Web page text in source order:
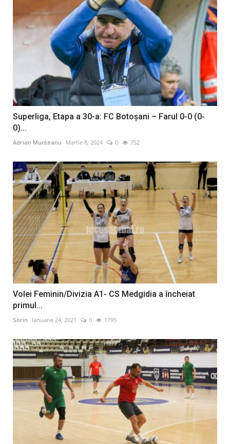
Superliga, Etapa a 30-a: FC Botoşani – Farul 0-0 (0-
0)...
Adrian Munteanu Martie 8, 2024 0 752
Volei Feminin/Divizia A1- CS Medgidia a încheiat
primul...
Sorin Ianuarie 24, 2021 0 1795